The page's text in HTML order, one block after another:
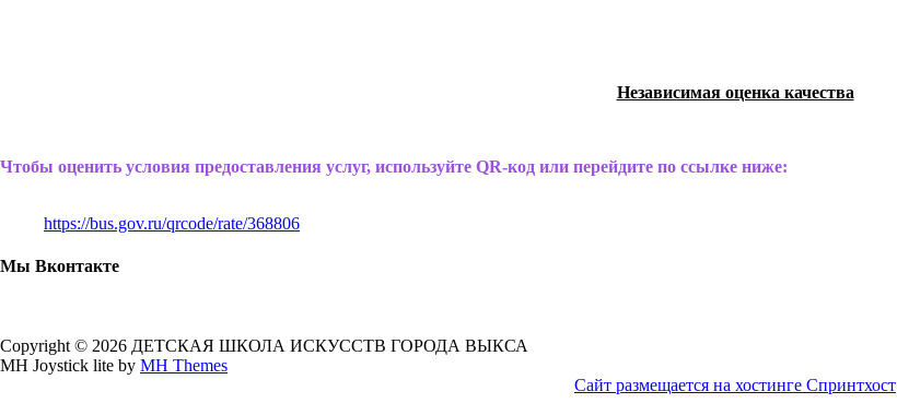
Независимая оценка качества
Чтобы оценить условия предоставления услуг, используйте QR-код или перейдите по ссылке ниже:
https://bus.gov.ru/qrcode/rate/368806
Мы Вконтакте
Copyright © 2026 ДЕТСКАЯ ШКОЛА ИСКУССТВ ГОРОДА ВЫКСА
MH Joystick lite by MH Themes
Сайт размещается на хостинге Спринтхост